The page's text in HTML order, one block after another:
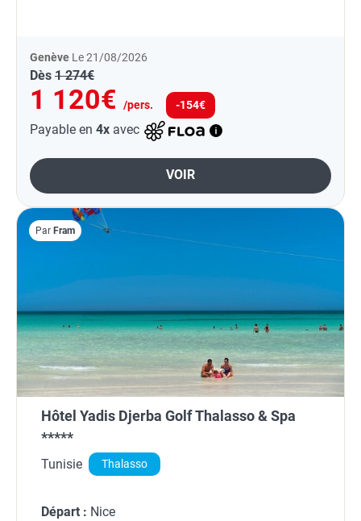
Genève Le 21/08/2026
Dès 1 274€
1 120€ /pers. -154€
Payable en 4x avec
VOIR
Par Fram
Hôtel Yadis Djerba Golf Thalasso & Spa
*****
Tunisie Thalasso
Départ : Nice